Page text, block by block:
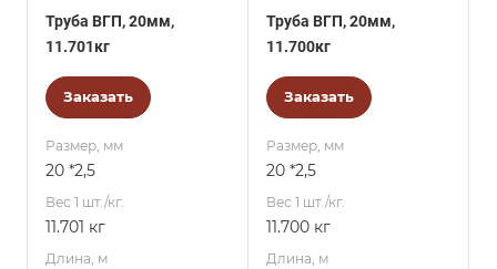
Труба ВГП, 20мм,
11.701кг
Заказать
Размер, мм
20 *2,5
Вес 1 шт./кг.
11.701 кг
Длина, м
Труба ВГП, 20мм,
11.700кг
Заказать
Размер, мм
20 *2,5
Вес 1 шт./кг.
11.700 кг
Длина, м